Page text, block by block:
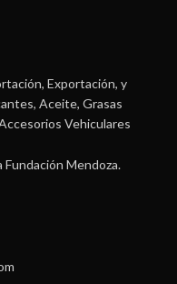
Exportación, y
Aceite, Grasas
Vehiculares
Fundación Mendoza.